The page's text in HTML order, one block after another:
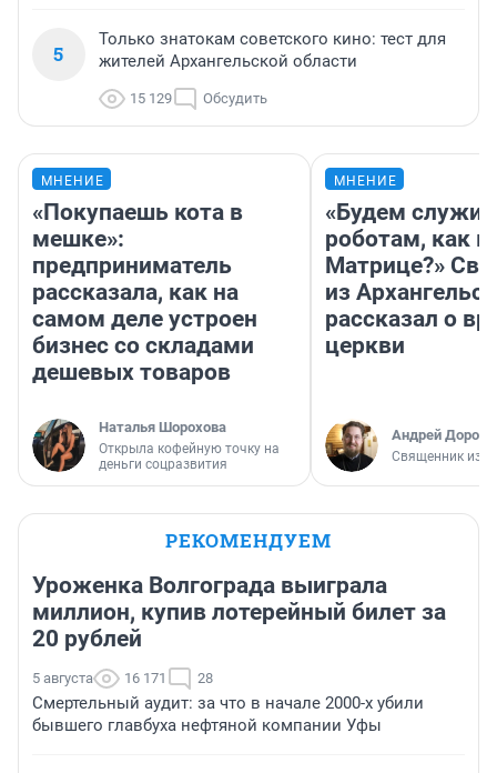
5
Только знатокам советского кино: тест для
жителей Архангельской области
15 129 Обсудить
МНЕНИЕ
«Покупаешь кота в
мешке»:
предприниматель
рассказала, как на
самом деле устроен
бизнес со складами
дешевых товаров
Наталья Шорохова
Открыла кофейную точку на
деньги соцразвития
МНЕНИЕ
«Будем
роботам, как в
Матрице?»
из
рассказал о
церкви
Андрей
Священник из
РЕКОМЕНДУЕМ
Уроженка Волгограда выиграла
миллион, купив лотерейный билет за
20 рублей
5 августа 16 171 28
Смертельный аудит: за что в начале 2000-х убили
бывшего главбуха нефтяной компании Уфы